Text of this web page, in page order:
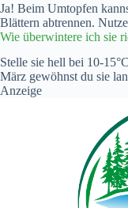
Ja! Beim Umtopfen
Blättern abtrennen.
Wie überwintere ich sie
Stelle sie hell bei 10-
März gewöhnst du sie
Anzeige